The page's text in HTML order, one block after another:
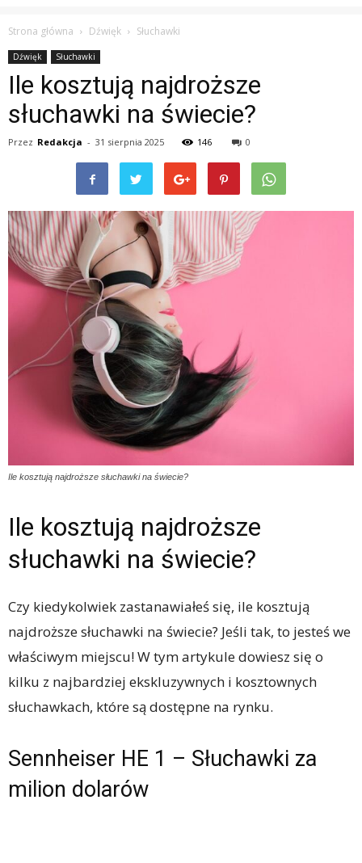
Strona główna Dźwięk Słuchawki
Dźwięk Słuchawki
Ile kosztują najdroższe
słuchawki na świecie?
Przez Redakcja - 31 sierpnia 2025 146 0
Ile kosztują najdroższe słuchawki na świecie?
Ile kosztują najdroższe
słuchawki na świecie?
Czy kiedykolwiek zastanawiałeś się, ile kosztują
najdroższe słuchawki na świecie? Jeśli tak, to jesteś we
właściwym miejscu! W tym artykule dowiesz się o
kilku z najbardziej ekskluzywnych i kosztownych
słuchawkach, które są dostępne na rynku.
Sennheiser HE 1 – Słuchawki za
milion dolarów